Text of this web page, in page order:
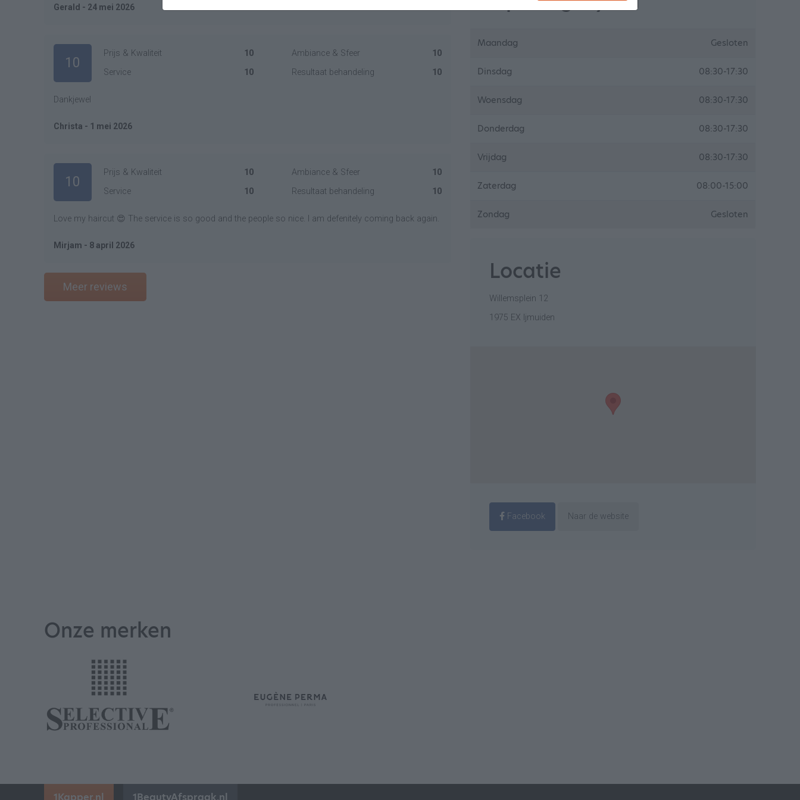
Gerald - 24 mei 2026
10
Prijs & Kwaliteit 10 Ambiance & Sfeer
10
Service
10 Resultaat behandeling 10
Dankjewel
Christa - 1 mei 2026
10
Prijs & Kwaliteit 10 Ambiance & Sfeer
10
Service
10 Resultaat behandeling 10
Love my haircut 😍 The service is so good and the people so nice. I am defenitely coming back again.
Mirjam - 8 april 2026
Meer reviews
Maandag Gesloten
Dinsdag 08:30-17:30
Woensdag 08:30-17:30
Donderdag 08:30-17:30
Vrijdag 08:30-17:30
Zaterdag 08:00-15:00
Zondag Gesloten
Locatie
Willemsplein 12
1975 EX Ijmuiden
Facebook Naar de website
Onze merken
1Kapper.nl 1BeautyAfspraak.nl